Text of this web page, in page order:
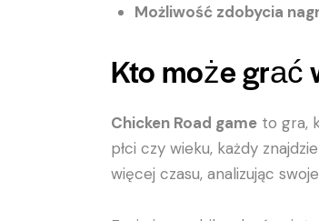
Możliwość zdobycia
Kto może grać
Chicken Road game to gra,
płci czy wieku, każdy
więcej czasu, analizując